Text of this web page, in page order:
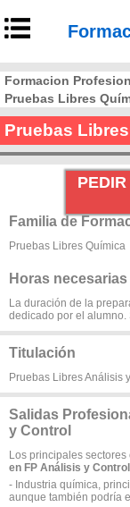
Formacion
Pruebas Libres
Pruebas
Familia de
Pruebas Libres Química
Horas necesarias
La duración de la
dedicado por el alumno.
Titulación
Pruebas Libres Análisis
Salidas
y Control
Los principales
en FP Análisis y Control
- Industria química,
aunque también podría